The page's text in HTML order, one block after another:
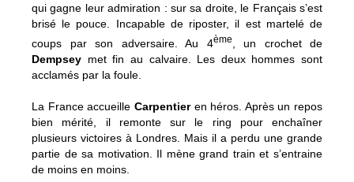
qui gagne leur admiration : sur sa droite, le Français s’est
brisé le pouce. Incapable de riposter, il est martelé de
coups par son adversaire. Au 4ème
, un crochet de
Dempsey met fin au calvaire. Les deux hommes sont
acclamés par la foule.
La France accueille Carpentieren héros. Après un repos
bien mérité, il remonte sur le ring pour enchaîner
plusieurs victoires à Londres. Mais il a perdu une grande
partie de sa motivation. Il mène grand train et s’entraine
de moins en moins.